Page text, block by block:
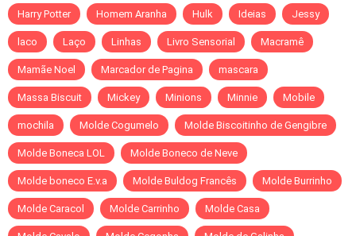
Harry Potter Homem Aranha Hulk Ideias Jessy
laco Laço Linhas Livro Sensorial Macramê
Mamãe Noel Marcador de Pagina mascara
Massa Biscuit Mickey Minions Minnie Mobile
mochila Molde Cogumelo Molde Biscoitinho de Gengibre
Molde Boneca LOL Molde Boneco de Neve
Molde boneco E.v.a Molde Buldog Francês Molde Burrinho
Molde Caracol Molde Carrinho Molde Casa